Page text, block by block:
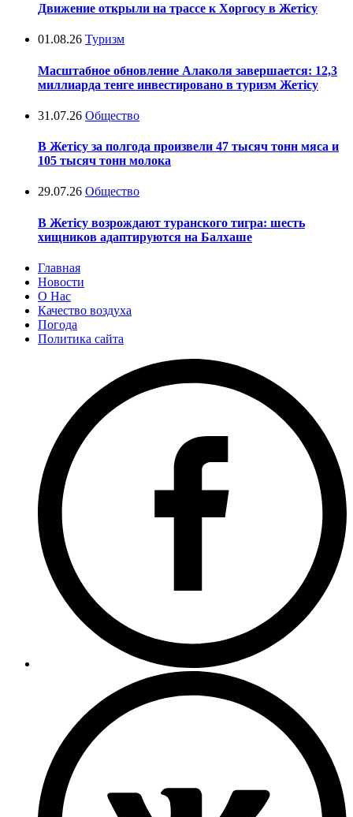
Движение открыли на трассе к Хоргосу в Жетісу
01.08.26 Туризм
Масштабное обновление Алаколя завершается: 12,3
миллиарда тенге инвестировано в туризм Жетісу
31.07.26 Общество
В Жетісу за полгода произвели 47 тысяч тонн мяса и
105 тысяч тонн молока
29.07.26 Общество
В Жетісу возрождают туранского тигра: шесть
хищников адаптируются на Балхаше
Главная
Новости
О Нас
Качество воздуха
Погода
Политика сайта